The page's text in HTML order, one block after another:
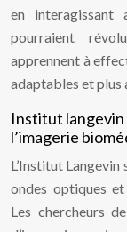
en interagissant
pourraient
apprennent à
adaptables et plus
Institut
l’imagerie
L’Institut Langevin
ondes optiques
Les chercheurs